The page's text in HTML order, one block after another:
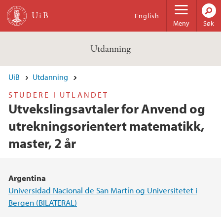
Hopp til hovedinnhold
Meny
English
Søk
Utdanning
UiB
Utdanning
STUDERE I UTLANDET
Utvekslingsavtaler for Anvend og
utrekningsorientert matematikk,
master, 2 år
Argentina
Universidad Nacional de San Martín og Universitetet i
Bergen (BILATERAL)